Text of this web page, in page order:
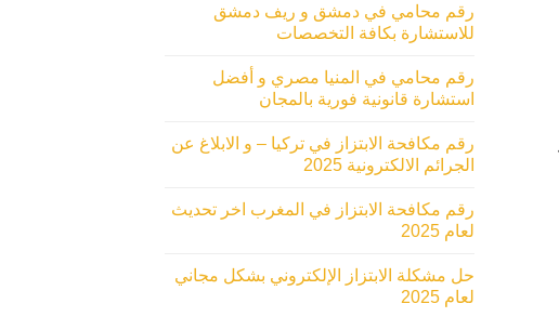
رقم محامي في دمشق و ريف دمشق
للاستشارة بكافة التخصصات
رقم محامي في المنيا مصري و أفضل
استشارة قانونية فورية بالمجان
رقم مكافحة الابتزاز في تركيا – و الابلاغ عن
الجرائم الالكترونية 2025
رقم مكافحة الابتزاز في المغرب اخر تحديث
لعام 2025
حل مشكلة الابتزاز الإلكتروني بشكل مجاني
لعام 2025